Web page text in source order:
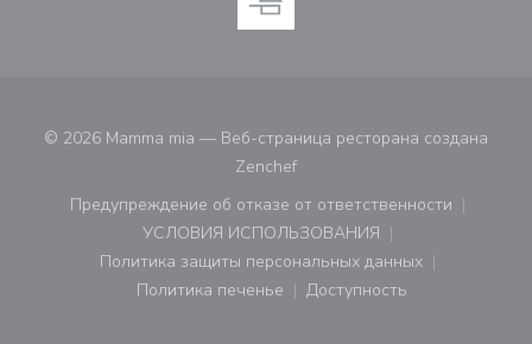
© 2026 Mamma mia — Веб-страница ресторана создана
Zenchef((открывается в новом окне))
Предупреждение об отказе от ответственности
((открывается в новом окне))
УСЛОВИЯ ИСПОЛЬЗОВАНИЯ
((открывается в новом окне))
Политика защиты персональных данных
((открывается в новом окне))
Политика печенье
((открывается в новом окне))
Доступность
((открывается в